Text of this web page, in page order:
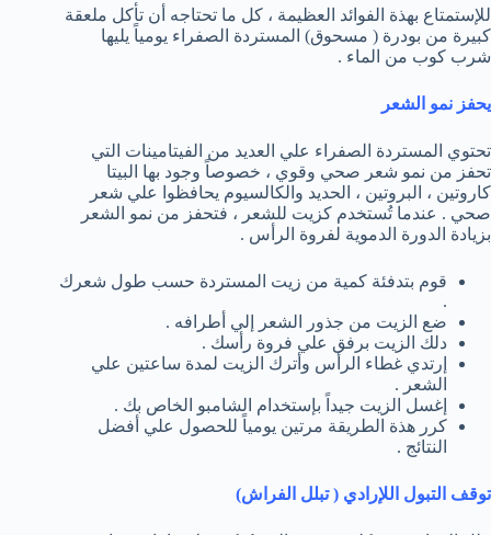
للإستمتاع بهذة الفوائد العظيمة ، كل ما تحتاجه أن تأكل ملعقة
كبيرة من بودرة ( مسحوق) المستردة الصفراء يومياً يليها
شرب كوب من الماء .
يحفز نمو الشعر
تحتوي المستردة الصفراء علي العديد من الفيتامينات التي
تحفز من نمو شعر صحي وقوي ، خصوصاً وجود بها البيتا
كاروتين ، البروتين ، الحديد والكالسيوم يحافظوا علي شعر
صحي . عندما تُستخدم كزيت للشعر ، فتحفز من نمو الشعر
بزيادة الدورة الدموية لفروة الرأس .
قوم بتدفئة كمية من زيت المستردة حسب طول شعرك
.
ضع الزيت من جذور الشعر إلي أطرافه .
دلك الزيت برفق علي فروة رأسك .
إرتدي غطاء الرأس وأترك الزيت لمدة ساعتين علي
الشعر .
إغسل الزيت جيداً بإستخدام الشامبو الخاص بك .
كرر هذة الطريقة مرتين يومياً للحصول علي أفضل
النتائج .
توقف التبول اللإرادي ( تبلل الفراش)